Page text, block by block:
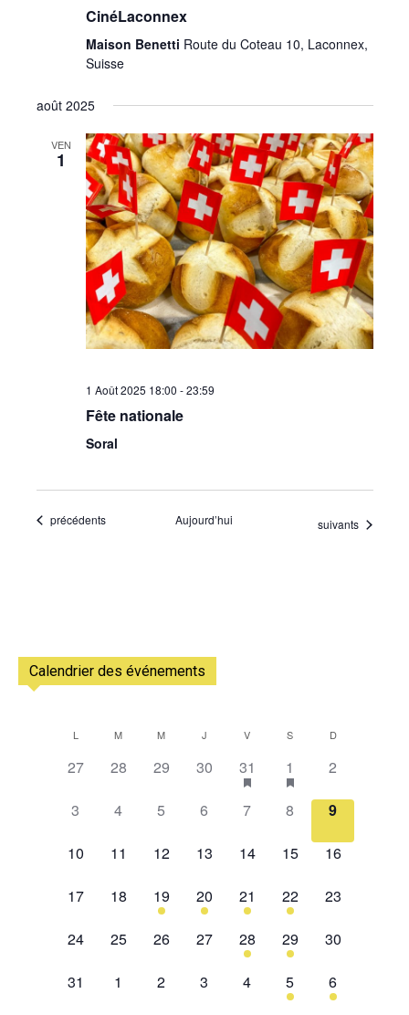
CinéLaconnex
Maison Benetti Route du Coteau 10, Laconnex,
Suisse
août 2025
VEN
1
1 Août 2025 18:00 -23:59
Fête nationale
Soral
Évènements
précédents Aujourd’hui Évènements
suivants
Calendrier des événements
Calendrier
de
Évènements
L M M J V S D
0
27
0
28
0
29
0
évènement,
30
1
évènement,
31
2
évènements,
1
0
2
0
3
0
4
0
5
0
6
0
7
0
8
0
9
0
10
0
11
0
12
0
13
0
14
0
15
0
16
0
17
0
évènement,
18
1
évènement,
19
2
évènements,
20
1
évènement,
21
2
évènements,
22
0
23
0
24
0
25
0
26
0
évènement,
27
1
évènement,
28
1
évènement,
29
0
30
0
31
0
1
0
2
0
3
0
évènement,
4
1
évènement,
5
1
évènement,
6